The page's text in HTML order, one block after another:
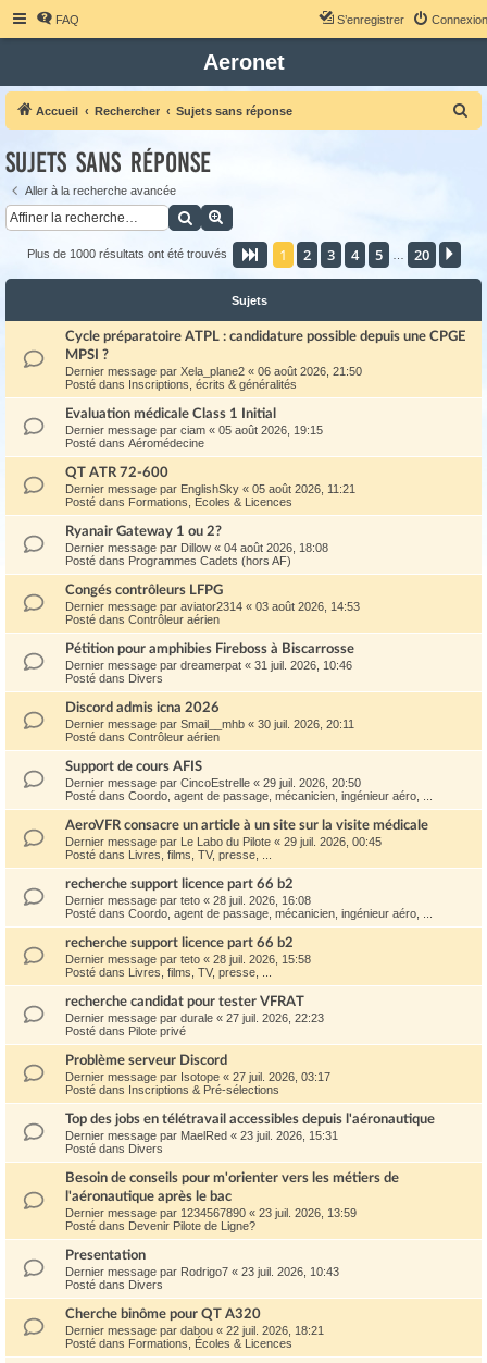
FAQ Connexion
S’enregistrer
Aeronet
Accueil Rechercher Sujets sans réponse
e
Sujets sans réponse
Aller à la recherche avancée
Rechercher
Plus de 1000 résultats ont été trouvés Page 1sur20
1 2 3 4 5 20
Sujets
Cycle préparatoire ATPL : candidature possible depuis une CPGE
MPSI ?
Dernier message par Xela_plane2 « 06 août 2026, 21:50
Posté dans Inscriptions, écrits & généralités
Evaluation médicale Class 1 Initial
Dernier message par ciam « 05 août 2026, 19:15
Posté dans Aéromédecine
QT ATR 72-600
Dernier message par EnglishSky « 05 août 2026, 11:21
Posté dans Formations, Écoles & Licences
Ryanair Gateway 1 ou 2?
Dernier message par Dillow « 04 août 2026, 18:08
Posté dans Programmes Cadets (hors AF)
Congés contrôleurs LFPG
Dernier message par aviator2314 « 03 août 2026, 14:53
Posté dans Contrôleur aérien
Pétition pour amphibies Fireboss à Biscarrosse
Dernier message par dreamerpat « 31 juil. 2026, 10:46
Posté dans Divers
Discord admis icna 2026
Dernier message par Smail__mhb « 30 juil. 2026, 20:11
Posté dans Contrôleur aérien
Support de cours AFIS
Dernier message par CincoEstrelle « 29 juil. 2026, 20:50
Posté dans Coordo, agent de passage, mécanicien, ingénieur aéro, ...
AeroVFR consacre un article à un site sur la visite médicale
Dernier message par Le Labo du Pilote « 29 juil. 2026, 00:45
Posté dans Livres, films, TV, presse, ...
recherche support licence part 66 b2
Dernier message par teto « 28 juil. 2026, 16:08
Posté dans Coordo, agent de passage, mécanicien, ingénieur aéro, ...
recherche support licence part 66 b2
Dernier message par teto « 28 juil. 2026, 15:58
Posté dans Livres, films, TV, presse, ...
recherche candidat pour tester VFRAT
Dernier message par durale « 27 juil. 2026, 22:23
Posté dans Pilote privé
Problème serveur Discord
Dernier message par Isotope « 27 juil. 2026, 03:17
Posté dans Inscriptions & Pré-sélections
Top des jobs en télétravail accessibles depuis l'aéronautique
Dernier message par MaelRed « 23 juil. 2026, 15:31
Posté dans Divers
Besoin de conseils pour m'orienter vers les métiers de
l'aéronautique après le bac
Dernier message par 1234567890 « 23 juil. 2026, 13:59
Posté dans Devenir Pilote de Ligne?
Presentation
Dernier message par Rodrigo7 « 23 juil. 2026, 10:43
Posté dans Divers
Cherche binôme pour QT A320
Dernier message par dabou « 22 juil. 2026, 18:21
Posté dans Formations, Écoles & Licences